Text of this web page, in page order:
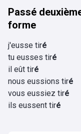
Passé
forme
j'eusse tiré
tu eusses tiré
il eût tiré
nous eussions tiré
vous eussiez tiré
ils eussent tiré